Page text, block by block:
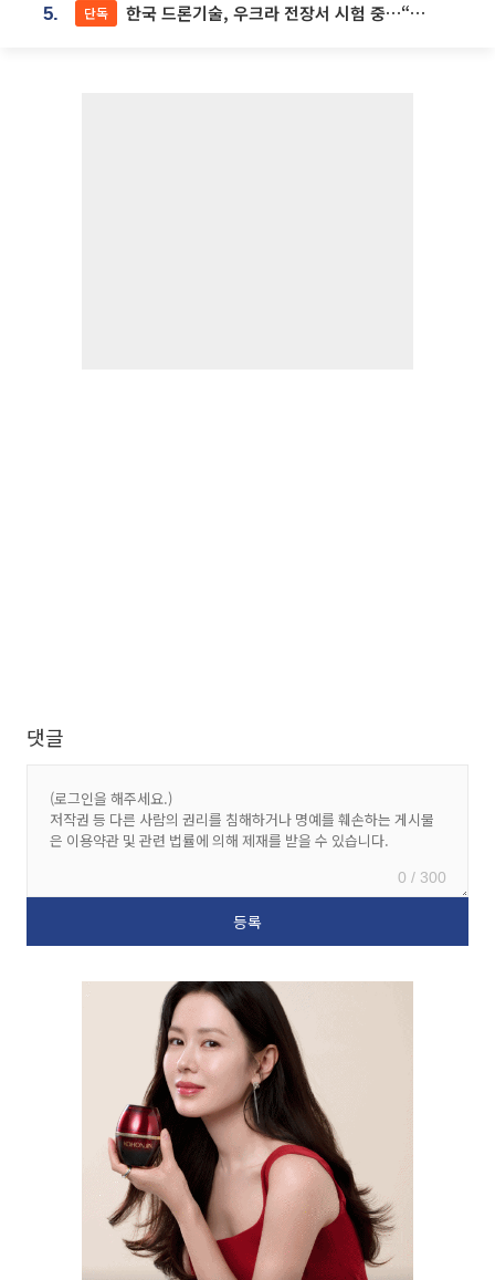
5. 단독 한국 드론기술, 우크라 전장서 시험 중…“스타트업 여러 곳 참여”
댓글
0 / 300